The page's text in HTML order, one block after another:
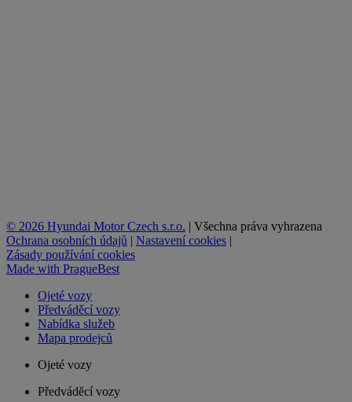
© 2026 Hyundai Motor Czech s.r.o. | Všechna práva vyhrazena
Ochrana osobních údajů | Nastavení cookies |
Zásady používání cookies
Made with PragueBest
Ojeté vozy
Předváděcí vozy
Nabídka služeb
Mapa prodejců
Ojeté vozy
Předváděcí vozy